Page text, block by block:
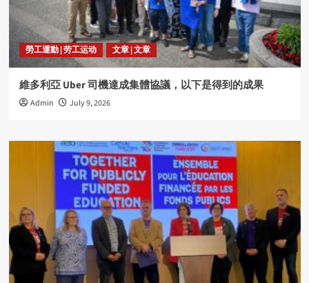
勞工運動 | 劳工运动 文章 | 文章
維多利亞 Uber 司機達成集體協議，以下是得到的成果
Admin July 9, 2026